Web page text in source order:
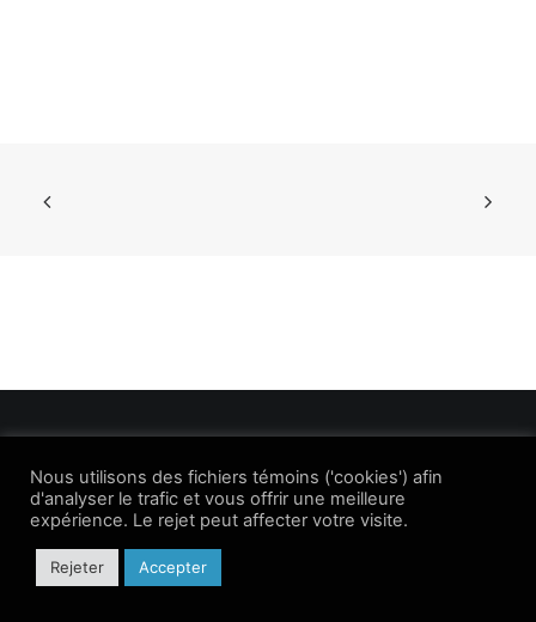
ANIMATION3D.CA ©Gino Caron 2016– Québec, Canada
Nous utilisons des fichiers témoins ('cookies') afin
d'analyser le trafic et vous offrir une meilleure
expérience. Le rejet peut affecter votre visite.
Rejeter Accepter